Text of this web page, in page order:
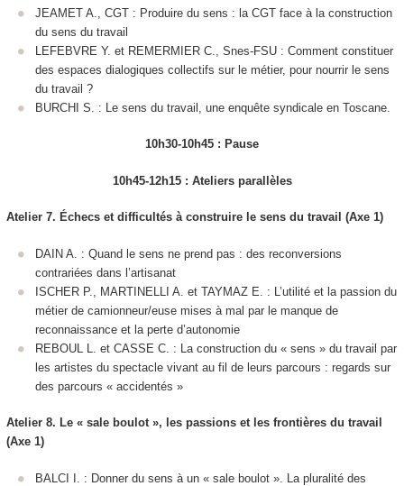
JEAMET A., CGT : Produire du sens : la CGT face à la construction
du sens du travail
LEFEBVRE Y. et REMERMIER C., Snes-FSU : Comment constituer
des espaces dialogiques collectifs sur le métier, pour nourrir le sens
du travail ?
BURCHI S. : Le sens du travail, une enquête syndicale en Toscane.
10h30-10h45 : Pause
10h45-12h15 : Ateliers parallèles
Atelier 7. Échecs et difficultés à construire le sens du travail (Axe 1)
DAIN A. : Quand le sens ne prend pas : des reconversions
contrariées dans l’artisanat
ISCHER P., MARTINELLI A. et TAYMAZ E. : L’utilité et la passion du
métier de camionneur/euse mises à mal par le manque de
reconnaissance et la perte d’autonomie
REBOUL L. et CASSE C. : La construction du « sens » du travail par
les artistes du spectacle vivant au fil de leurs parcours : regards sur
des parcours « accidentés »
Atelier 8. Le « sale boulot », les passions et les frontières du travail
(Axe 1)
BALCI I. : Donner du sens à un « sale boulot ». La pluralité des